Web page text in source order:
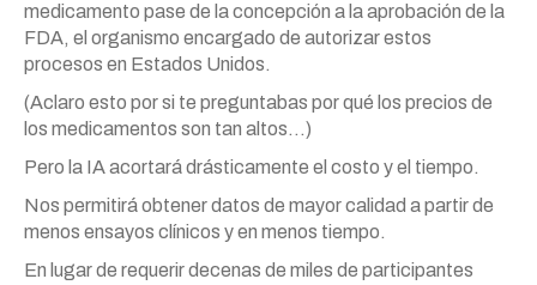
medicamento pase de la concepción a la aprobación de la
FDA, el organismo encargado de autorizar estos
procesos en Estados Unidos.
(Aclaro esto por si te preguntabas por qué los precios de
los medicamentos son tan altos…)
Pero la IA acortará drásticamente el costo y el tiempo.
Nos permitirá obtener datos de mayor calidad a partir de
menos ensayos clínicos y en menos tiempo.
En lugar de requerir decenas de miles de participantes